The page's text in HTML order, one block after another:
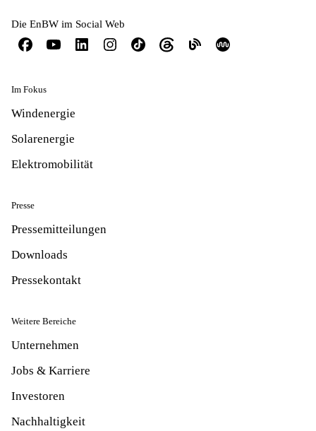
Die EnBW im Social Web
Im Fokus
Windenergie
Solarenergie
Elektromobilität
Presse
Pressemitteilungen
Downloads
Pressekontakt
Weitere Bereiche
Unternehmen
Jobs & Karriere
Investoren
Nachhaltigkeit